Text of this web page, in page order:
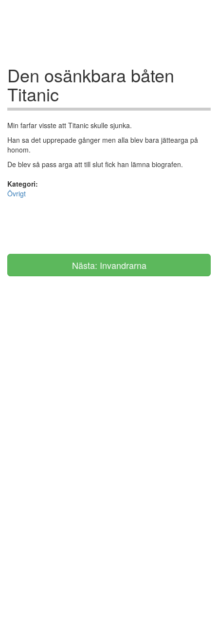
Den osänkbara båten
Titanic
Min farfar visste att Titanic skulle sjunka.
Han sa det upprepade gånger men alla blev bara jättearga på
honom.
De blev så pass arga att till slut fick han lämna biografen.
Kategori:
Övrigt
Nästa: Invandrarna